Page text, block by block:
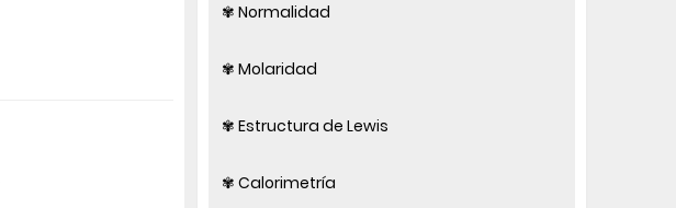
✾ Normalidad
✾ Molaridad
✾ Estructura de Lewis
✾ Calorimetría